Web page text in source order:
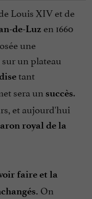
Louis XIV et de
de-Luz en 1660
une
un plateau
tant
sera un succès.
et aujourd'hui
royal de la
faire et la
On